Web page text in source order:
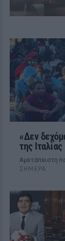
«Δεν
της
Αμετάπειστη
ΣΉΜΕΡΑ